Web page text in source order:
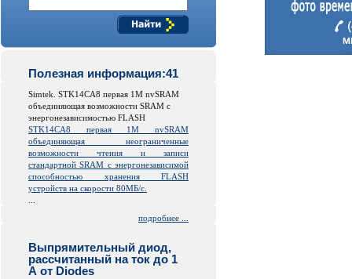
Полезная информация:41
Simtek. STK14CA8 первая 1M nvSRAM
объединяющая возможности SRAM с
энергонезависимостью FLASH
STK14CA8 первая 1M nvSRAM
объединяющая неограниченные
возможности чтения и записи
стандартной SRAM с энергонезависимой
способностью хранения FLASH
устройств на скорости 80МБ/с.
подробнее ...
Выпрямительный диод,
рассчитанный на ток до 1
А от Diodes